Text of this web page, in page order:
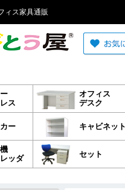
ィス家具通販
ス
オフィス
デスク
ー キャビネット
ッダ
セット